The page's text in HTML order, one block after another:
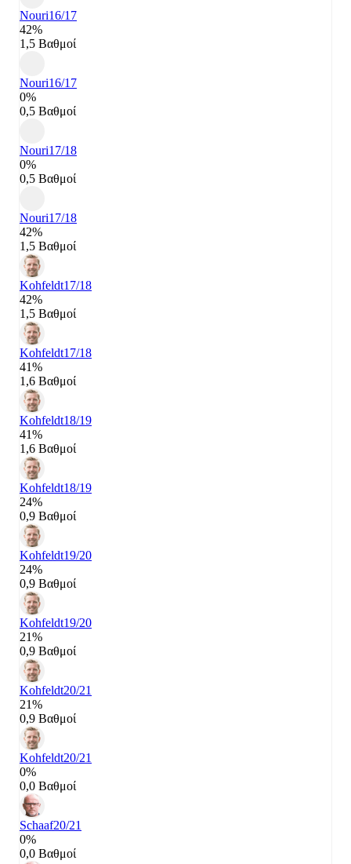
Nouri16/17
42%
1,5 Βαθμοί
Nouri16/17
0%
0,5 Βαθμοί
Nouri17/18
0%
0,5 Βαθμοί
Nouri17/18
42%
1,5 Βαθμοί
Kohfeldt17/18
42%
1,5 Βαθμοί
Kohfeldt17/18
41%
1,6 Βαθμοί
Kohfeldt18/19
41%
1,6 Βαθμοί
Kohfeldt18/19
24%
0,9 Βαθμοί
Kohfeldt19/20
24%
0,9 Βαθμοί
Kohfeldt19/20
21%
0,9 Βαθμοί
Kohfeldt20/21
21%
0,9 Βαθμοί
Kohfeldt20/21
0%
0,0 Βαθμοί
Schaaf20/21
0%
0,0 Βαθμοί